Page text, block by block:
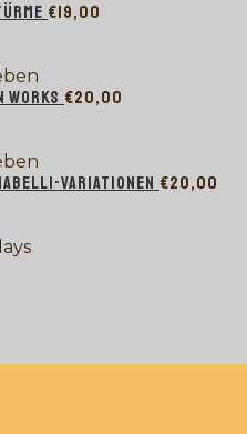
€19,00
WORKS €20,00
VARIATIONEN €20,00